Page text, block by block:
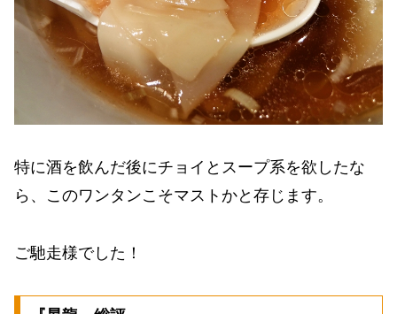
特に酒を飲んだ後にチョイとスープ系を欲したな
ら、このワンタンこそマストかと存じます。
ご馳走様でした！